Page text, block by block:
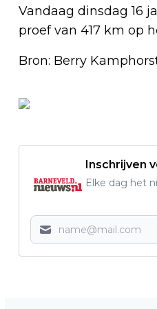
Vandaag dinsdag 16
proef van 417 km op
Bron: Berry
Inschrijven
Elke dag het